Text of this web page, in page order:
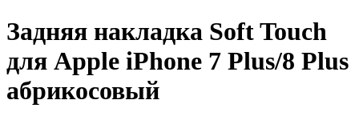
Задняя накладка Soft Touch
для Apple iPhone 7 Plus/8 Plus
абрикосовый